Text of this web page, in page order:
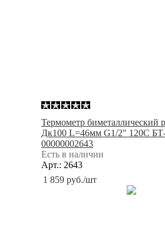
Термометр биметаллический
Дк100 L=46мм G1/2" 120С
00000002643
Есть в наличии
Арт.: 2643
1 859 руб./шт